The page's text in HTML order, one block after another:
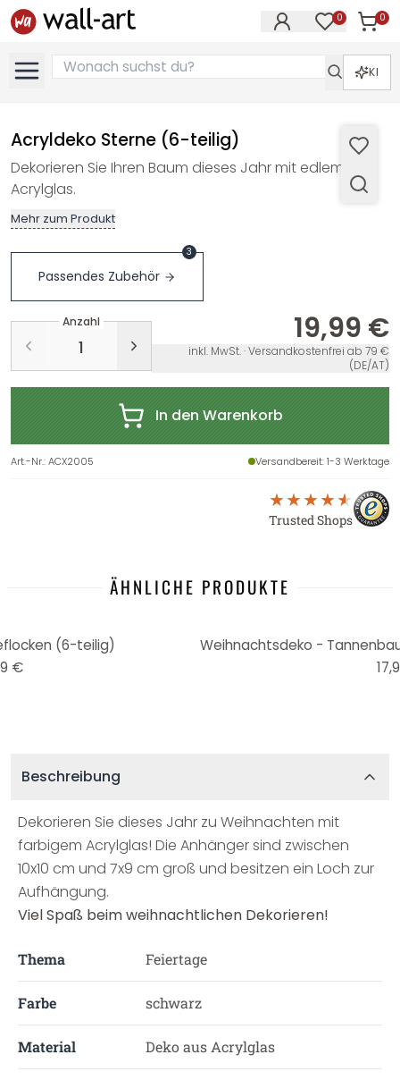
0 0
KI
Acryldeko Sterne (6-teilig)
Dekorieren Sie Ihren Baum dieses Jahr mit edlem
Acrylglas.
Mehr zum Produkt
Passendes Zubehör
3
Anzahl 19,99 €
inkl. MwSt. · Versandkostenfrei ab 79 €
(DE/AT)
In den Warenkorb
Art.-Nr.:ACX2005 Versandbereit: 1-3 Werktage
Trusted Shops
ÄHNLICHE PRODUKTE
(6-teilig)
€
Beschreibung
Dekorieren Sie dieses Jahr zu Weihnachten mit
farbigem Acrylglas! Die Anhänger sind zwischen
10x10 cm und 7x9 cm groß und besitzen ein Loch zur
Aufhängung.
Viel Spaß beim weihnachtlichen Dekorieren!
Thema Feiertage
Farbe schwarz
Material Deko aus Acrylglas